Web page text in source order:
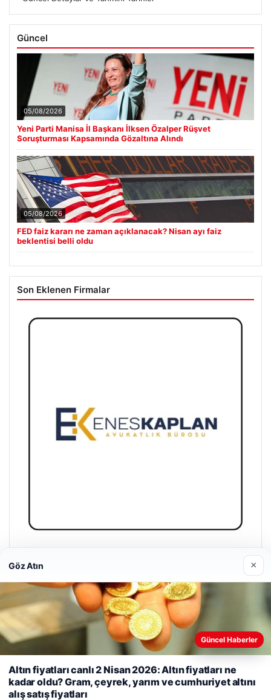
Güncel
05/08/2026
Yeni Parti Manisa İl Başkanı İlksen Özalper Rüşvet
Soruşturması Kapsamında Gözaltına Alındı
05/08/2026
FED faiz kararı ne zaman açıklanacak? Nisan ayı faiz
beklentisi belli oldu
Son Eklenen Firmalar
28/04/2026
© 2026 Sağlık Haberleri
deneyiminizi kişiselleştirmek ve geliştirmek amacıyla çerezler
kullanıyoruz. Çerez Politikamız
Göz Atın ×
Güncel Haberler
Altın fiyatları canlı 2 Nisan 2026: Altın fiyatları ne
kadar oldu? Gram, çeyrek, yarım ve cumhuriyet altını
alış satış fiyatları